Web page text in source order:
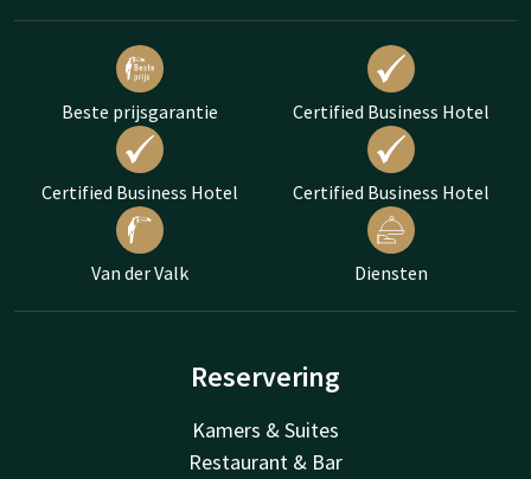
Beste prijsgarantie Certified Business Hotel
Certified Business Hotel Certified Business Hotel
Van der Valk Diensten
Reservering
Kamers & Suites
Restaurant & Bar